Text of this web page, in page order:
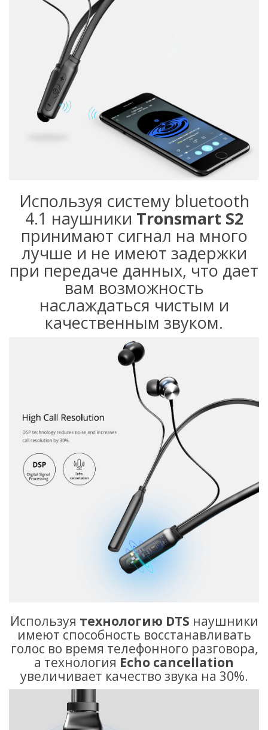
Используя систему bluetooth
4.1 наушники Tronsmart S2
принимают сигнал на много
лучше и не имеют задержки
при передаче данных, что дает
вам возможность
наслаждаться чистым и
качественным звуком.
Используя технологию DTS наушники
имеют способность восстанавливать
голос во время телефонного разговора,
а технология Echo cancellation
увеличивает качество звука на 30%.